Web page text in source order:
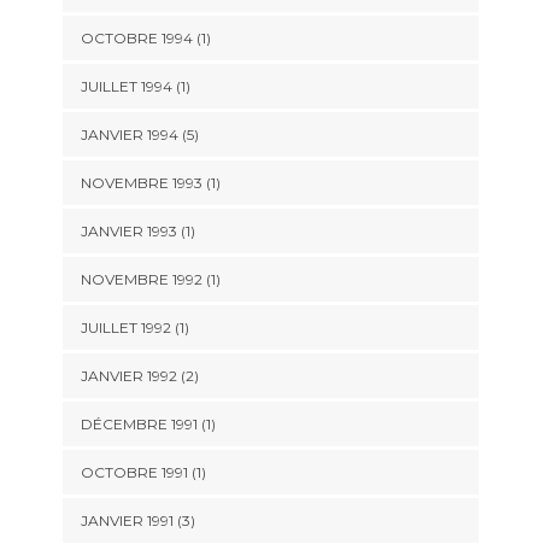
OCTOBRE 1994 (1)
JUILLET 1994 (1)
JANVIER 1994 (5)
NOVEMBRE 1993 (1)
JANVIER 1993 (1)
NOVEMBRE 1992 (1)
JUILLET 1992 (1)
JANVIER 1992 (2)
DÉCEMBRE 1991 (1)
OCTOBRE 1991 (1)
JANVIER 1991 (3)